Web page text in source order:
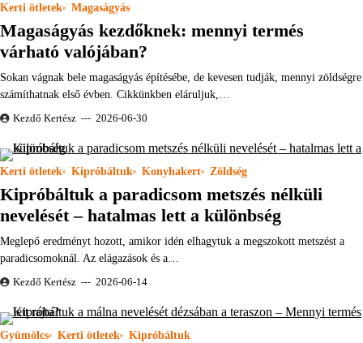
Kerti ötletek Magaságyás
Magaságyás kezdőknek: mennyi termés
várható valójában?
Sokan vágnak bele magaságyás építésébe, de kevesen tudják, mennyi zöldségre
számíthatnak első évben. Cikkünkben eláruljuk,…
Kezdő Kertész 2026-06-30
Kerti ötletek Kipróbáltuk Konyhakert Zöldség
Kipróbáltuk a paradicsom metszés nélküli
nevelését – hatalmas lett a különbség
Meglepő eredményt hozott, amikor idén elhagytuk a megszokott metszést a
paradicsomoknál. Az elágazások és a…
Kezdő Kertész 2026-06-14
Gyümölcs Kerti ötletek Kipróbáltuk